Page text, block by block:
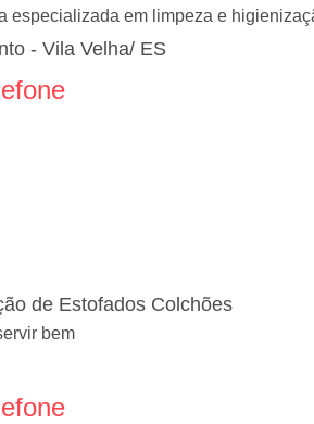
especializada em limpeza e
- Vila Velha/ ES
de Estofados Colchões
bem